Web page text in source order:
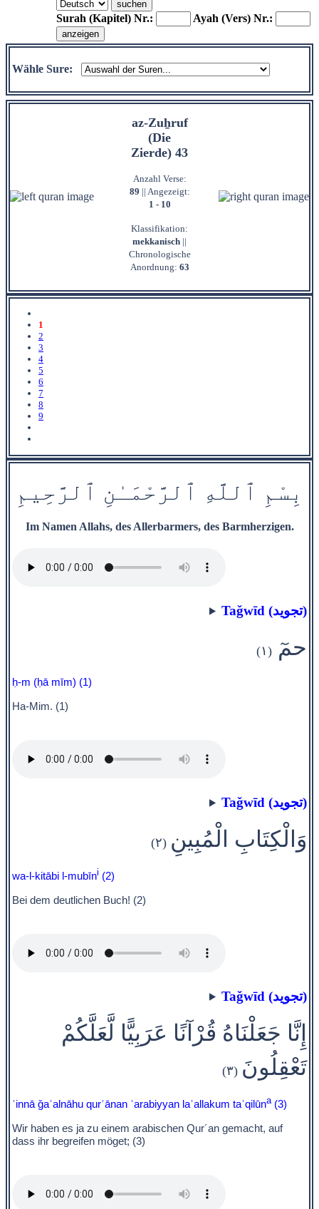
Surah (Kapitel) Nr.: Ayah (Vers) Nr.:
Wähle Sure:
az-Zuẖruf
(Die
Zierde) 43
Anzahl Verse:
89 || Angezeigt:
1 - 10
Klassifikation:
mekkanisch ||
Chronologische
Anordnung: 63
1
2
3
4
5
6
7
8
9
بِسْمِ ٱ للَّهِ ٱ لرَّحْمَ‍ـٰنِ ٱ ل‍‍رَّح‍ِ‍ي‍مِ
Im Namen Allahs, des Allerbarmers, des Barmherzigen.
Taǧwīd (تجويد)
حمٓ (١)
ḥ-m (ḥā mīm) (1)
Ha-Mim. (1)
Taǧwīd (تجويد)
وَالْكِتَابِ الْمُبِينِ (٢)
wa-l-kitābi l-mubīni (2)
Bei dem deutlichen Buch! (2)
Taǧwīd (تجويد)
إِنَّا جَعَلْنَاهُ قُرْآنًا عَرَبِيًّا لَّعَلَّكُمْ
تَعْقِلُونَ (٣)
ʾinnā ǧaʿalnāhu qurʾānan ʿarabiyyan laʿallakum taʿqilūna(3)
Wir haben es ja zu einem arabischen Qur´an gemacht, auf
dass ihr begreifen möget; (3)